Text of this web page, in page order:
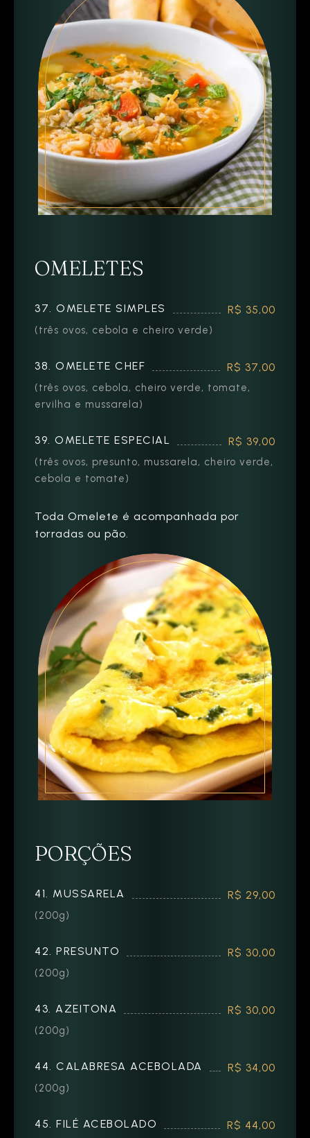
OMELETES
37. OMELETE SIMPLES R$ 35,00
(três ovos, cebola e cheiro verde)
38. OMELETE CHEF R$ 37,00
(três ovos, cebola, cheiro verde, tomate,
ervilha e mussarela)
39. OMELETE ESPECIAL R$ 39,00
(três ovos, presunto, mussarela, cheiro verde,
cebola e tomate)
Toda Omelete é acompanhada por
torradas ou pão.
PORÇÕES
41. MUSSARELA R$ 29,00
(200g)
42. PRESUNTO R$ 30,00
(200g)
43. AZEITONA R$ 30,00
(200g)
44. CALABRESA ACEBOLADA R$ 34,00
(200g)
45. FILÉ ACEBOLADO R$ 44,00